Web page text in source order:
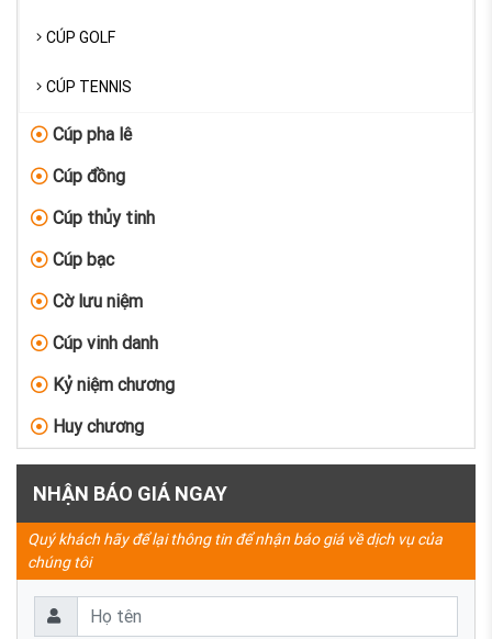
CÚP GOLF
CÚP TENNIS
Cúp pha lê
Cúp đồng
Cúp thủy tinh
Cúp bạc
Cờ lưu niệm
Cúp vinh danh
Kỷ niệm chương
Huy chương
NHẬN BÁO GIÁ NGAY
Quý khách hãy để lại thông tin để nhận báo giá về dịch vụ của
chúng tôi